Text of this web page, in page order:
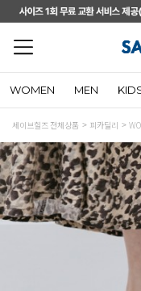
WOMEN MEN
세이브힐즈 전체상품 피카딜리